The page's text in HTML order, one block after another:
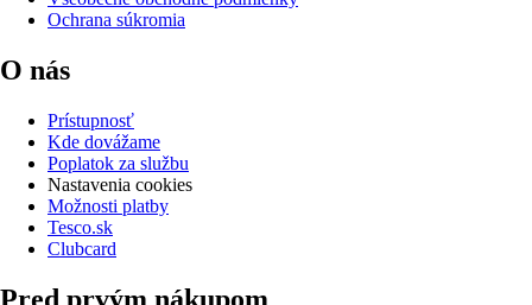
Ochrana súkromia
O nás
Prístupnosť
Kde dovážame
Poplatok za službu
Nastavenia cookies
Možnosti platby
Tesco.sk
Clubcard
Pred prvým nákupom